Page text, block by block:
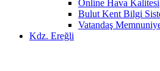
Online Hava Kalitesi
Bulut Kent Bilgi
Vatandaş
Kdz. Ereğli